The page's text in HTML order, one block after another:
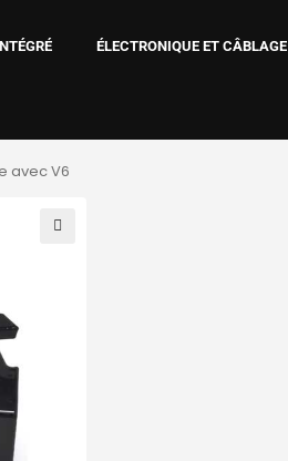
ÉLECTRONIQUE ET CÂBLAGE
avec V6